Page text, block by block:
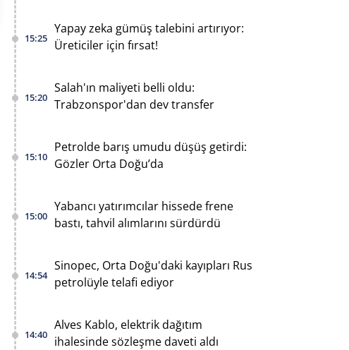
15:25
Yapay zeka gümüş talebini artırıyor:
Üreticiler için fırsat!
15:20
Salah'ın maliyeti belli oldu:
Trabzonspor'dan dev transfer
15:10
Petrolde barış umudu düşüş getirdi:
Gözler Orta Doğu’da
15:00
Yabancı yatırımcılar hissede frene
bastı, tahvil alımlarını sürdürdü
14:54
Sinopec, Orta Doğu'daki kayıpları Rus
petrolüyle telafi ediyor
14:40
Alves Kablo, elektrik dağıtım
ihalesinde sözleşme daveti aldı